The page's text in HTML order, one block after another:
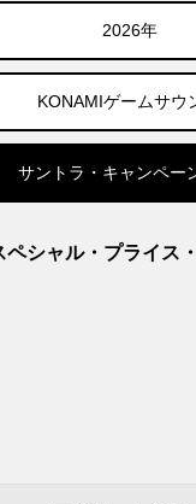
2026年
KONAMIゲームサウ
サントラ・キャンペー
シャル・プライス